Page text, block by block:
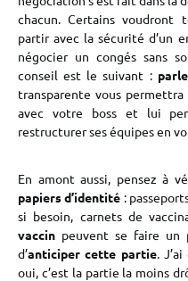
chacun. Certains voudront
partir avec la sécurité d’un
négocier un congés sans
conseil est le suivant :
transparente vous
avec votre boss et lui
restructurer ses équipes en
En amont aussi, pensez à
papiers d’identité :
si besoin, carnets de
vaccin peuvent se faire un
d’anticiper cette partie.
oui, c’est la partie la moins